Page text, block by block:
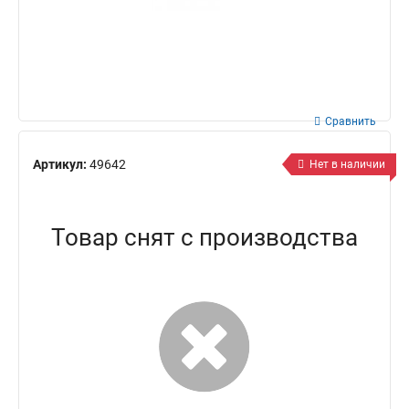
Артикул: 49642
Сравнить
Нет в наличии
Товар снят с производства